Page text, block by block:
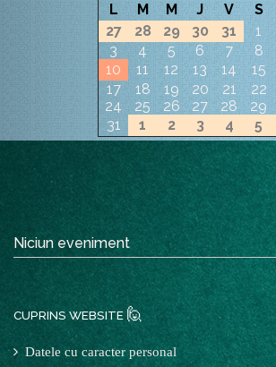
L
M M J V S
27
28 29 30 31 1
3
4 5 6 7 8
10
11 12 13 14 15
17
18 19 20 21 22
24
25 26 27 28 29
31
1 2 3 4 5
Niciun eveniment
CUPRINS WEBSITE 🙋
Datele cu caracter personal